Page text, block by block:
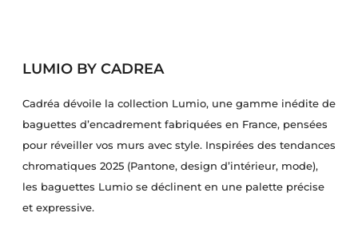
LUMIO BY CADREA
Cadréa dévoile la collection Lumio, une gamme inédite de
baguettes d’encadrement fabriquées en France, pensées
pour réveiller vos murs avec style. Inspirées des tendances
chromatiques 2025 (Pantone, design d’intérieur, mode),
les baguettes Lumio se déclinent en une palette précise
et expressive.